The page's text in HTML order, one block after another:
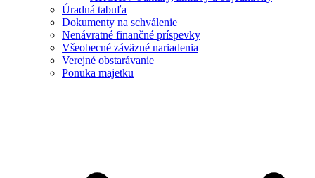
Úradná tabuľa
Dokumenty na schválenie
Nenávratné finančné príspevky
Všeobecné záväzné nariadenia
Verejné obstarávanie
Ponuka majetku